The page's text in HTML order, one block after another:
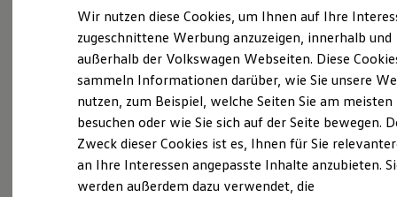
Elektroautos
ID. Tutorials
Elektrofahrzeugkonzepte
Reichweite
Reichweite der ID. Modelle
Reichweite im Winter
Laden
Laden unterwegs
Laden Zuhause
Probefahrt vereinbaren
Fahrzeugangebot anfordern
Wir nutzen diese Cookies, um Ihnen auf Ihre
zugeschnittene Werbung anzuzeigen, innerhalb und
außerhalb der Volkswagen Webseiten. Diese
sammeln Informationen darüber, wie Sie unsere
nutzen, zum Beispiel, welche Seiten Sie am meisten
besuchen oder wie Sie sich auf der Seite bewegen.
Zweck dieser Cookies ist es, Ihnen für Sie
an Ihre Interessen angepasste Inhalte anzubieten.
werden außerdem dazu verwendet, die